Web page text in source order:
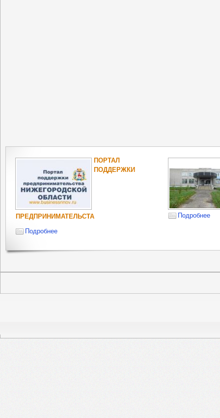
ПОРТАЛ
ПОДДЕРЖКИ
ПРЕДПРИНИМАТЕЛЬСТА
Подробнее
Подробнее